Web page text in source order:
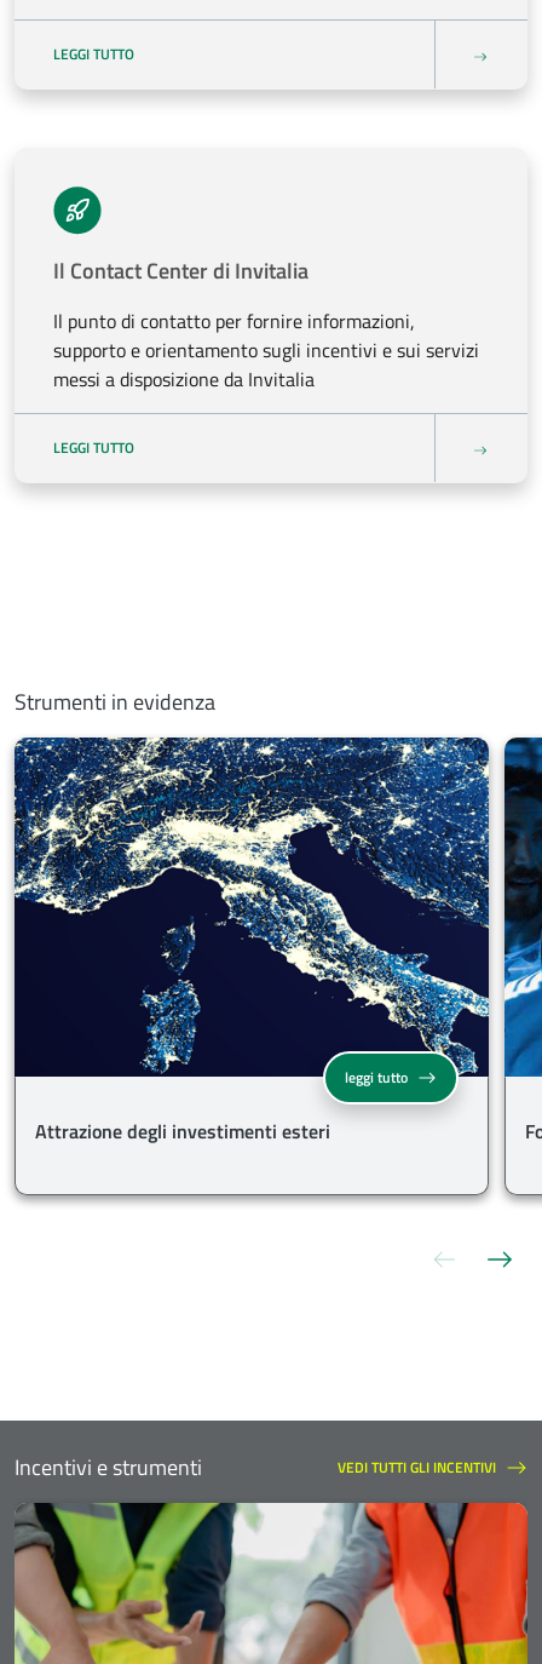
LEGGI TUTTO
Il Contact Center di Invitalia
Il punto di contatto per fornire informazioni,
supporto e orientamento sugli incentivi e sui servizi
messi a disposizione da Invitalia
LEGGI TUTTO
Strumenti in evidenza
Slide
leggi tuttoAttrazione degli
Attrazione degli investimenti esteri
Incentivi e strumenti VEDI TUTTI GLI INCENTIVI
INCENTIVI E STRUMENTI